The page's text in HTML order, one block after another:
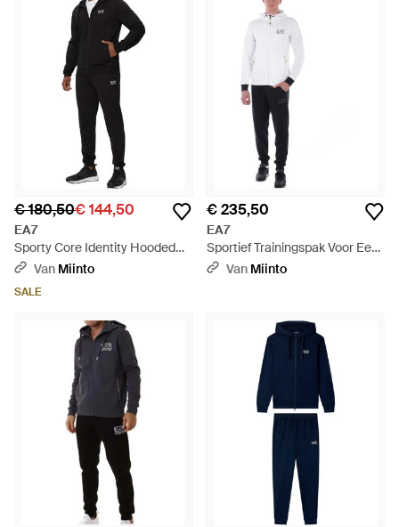
€ 180,50€ 144,50
EA7
Sporty Core Identity Hooded
Jogger Pak - Zwart
Van Miinto
SALE
€ 235,50
EA7
Sportief Trainingspak Voor Een
Actieve Levensstijl - Wit
Van Miinto